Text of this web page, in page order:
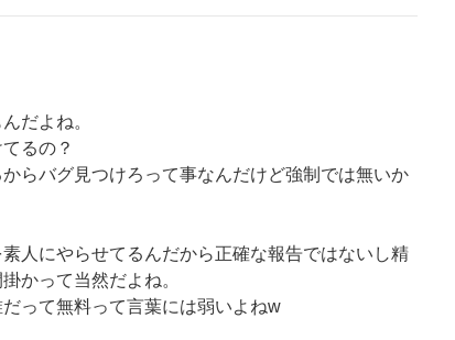
だよね。
るの？
らバグ見つけろって事なんだけど強制では無いか
人にやらせてるんだから正確な報告ではないし精
かって当然だよね。
って無料って言葉には弱いよねw